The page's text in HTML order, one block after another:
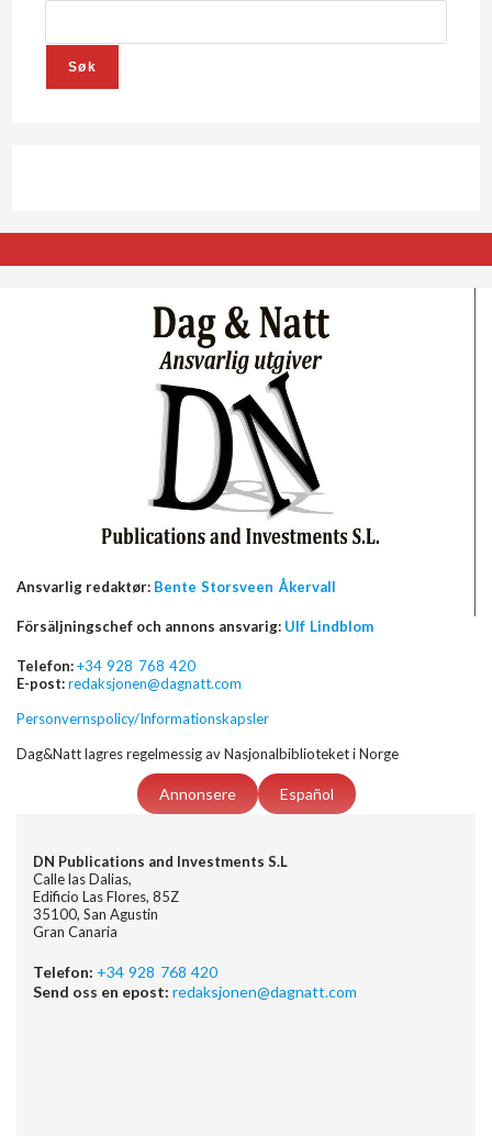
Søk
Ansvarlig redaktør: Bente Storsveen Åkervall
Försäljningschef och annons ansvarig: Ulf Lindblom
Telefon:+34 928 768 420
E-post:redaksjonen@dagnatt.com
Personvernspolicy/Informationskapsler
Dag&Natt lagres regelmessig av Nasjonalbiblioteket i Norge
Annonsere Español
DN Publications and Investments S.L
Calle las Dalias,
Edificio Las Flores, 85Z
35100, San Agustin
Gran Canaria
Telefon: +34 928 768 420
Send oss en epost: redaksjonen@dagnatt.com